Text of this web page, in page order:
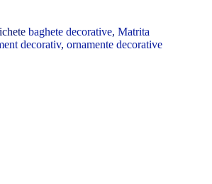
baghete decorative, Matrita
decorativ, ornamente decorative